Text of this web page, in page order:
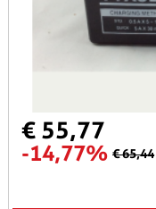
€ 55,77
-14,77% € 65,44